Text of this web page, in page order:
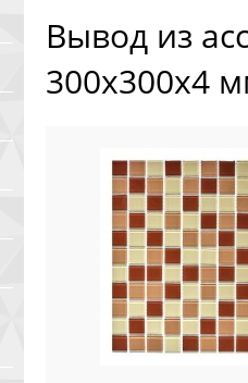
Вывод из
300х300х4